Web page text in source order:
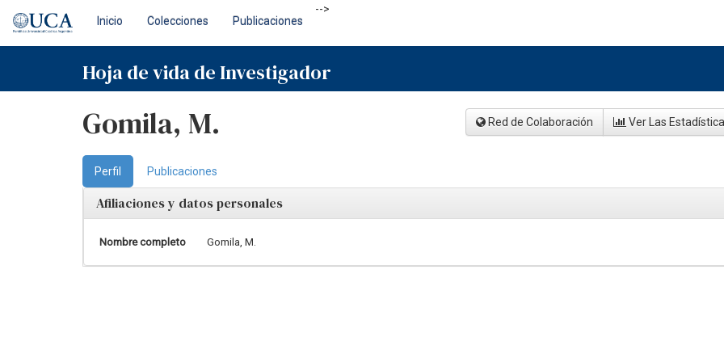
navigation
Inicio Colecciones Publicaciones
-->
Hoja de vida de Investigador
Gomila, M. Red de Colaboración Ver Las
Perfil Publicaciones
Afiliaciones y datos personales
Nombre completo Gomila, M.